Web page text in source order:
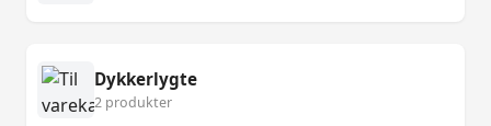
Dykkerlygte
2 produkter